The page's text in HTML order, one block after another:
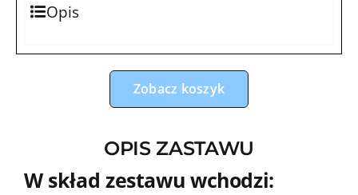
Opis
Zobacz koszyk
OPIS ZASTAWU
W skład zestawu wchodzi: